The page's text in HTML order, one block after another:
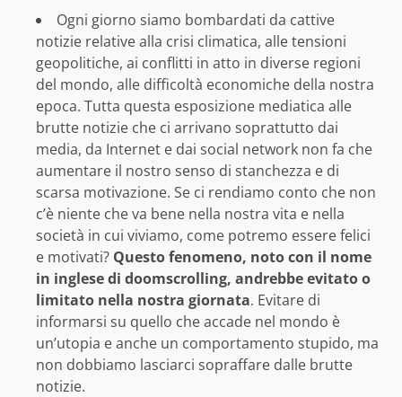
Ogni giorno siamo bombardati da cattive
notizie relative alla crisi climatica, alle tensioni
geopolitiche, ai conflitti in atto in diverse regioni
del mondo, alle difficoltà economiche della nostra
epoca. Tutta questa esposizione mediatica alle
brutte notizie che ci arrivano soprattutto dai
media, da Internet e dai social network non fa che
aumentare il nostro senso di stanchezza e di
scarsa motivazione. Se ci rendiamo conto che non
c’è niente che va bene nella nostra vita e nella
società in cui viviamo, come potremo essere felici
e motivati? Questo fenomeno, noto con il nome
in inglese di doomscrolling, andrebbe evitato o
limitato nella nostra giornata. Evitare di
informarsi su quello che accade nel mondo è
un’utopia e anche un comportamento stupido, ma
non dobbiamo lasciarci sopraffare dalle brutte
notizie.